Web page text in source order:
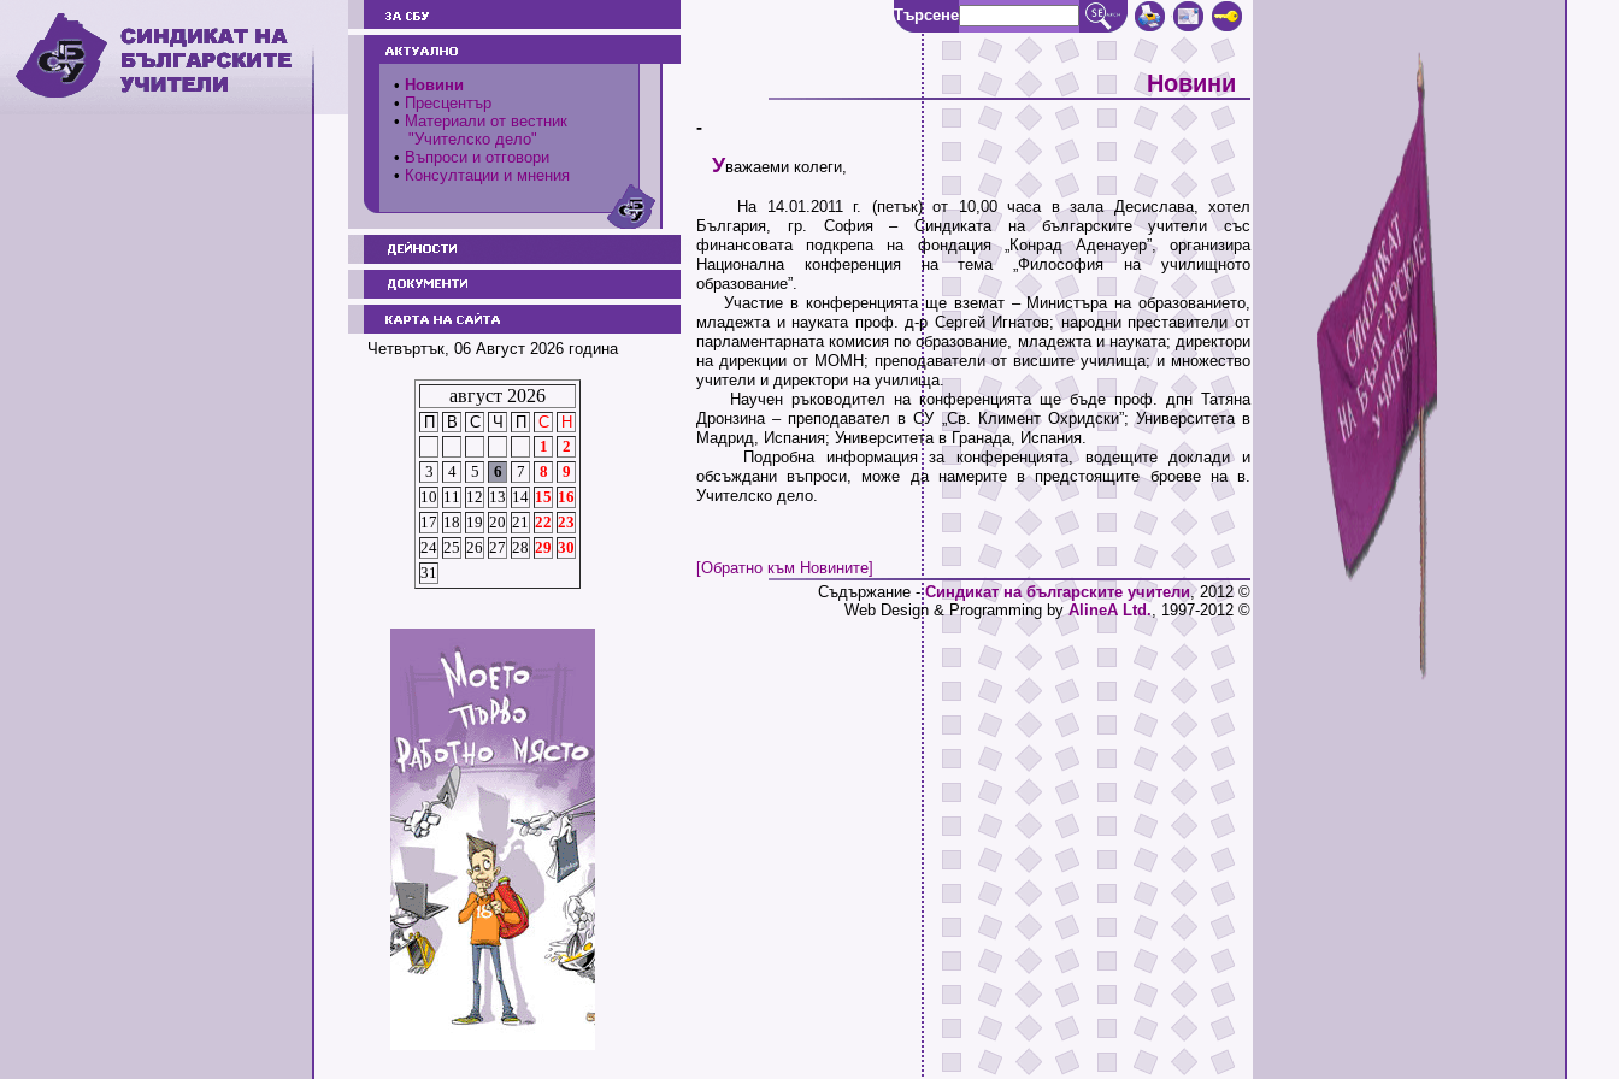
• Новини
• Пресцентър
• Материали от вестник
"Учителско дело"
• Въпроси и отговори
• Консултации и мнения
Четвъртък, 06 Август 2026 година
август 2026
П В С Ч П С
Н
1
2
3
4 5 6 7 8
9
10 11 12 13 14 15 16
17 18 19 20 21 22 23
24 25 26 27 28 29 30
31
Търсене
Новини
-
Уважаеми колеги,
На 14.01.2011 г. (петък) от 10,00 часа в зала Десислава, хотел
България, гр. София – Синдиката на българските учители със
финансовата подкрепа на фондация „Конрад Аденауер”, организира
Национална конференция на тема „Философия на училищното
образование”.
Участие в конференцията ще вземат – Министъра на образованието,
младежта и науката проф. д-р Сергей Игнатов; народни преставители от
парламентарната комисия по образование, младежта и науката; директори
на дирекции от МОМН; преподаватели от висшите училища; и множество
учители и директори на училища.
Научен ръководител на конференцията ще бъде проф. дпн Татяна
Дронзина – преподавател в СУ „Св. Климент Охридски”; Университета в
Мадрид, Испания; Университета в Гранада, Испания.
Подробна информация за конференцията, водещите доклади и
обсъждани въпроси, може да намерите в предстоящите броеве на в.
Учителско дело.
[Обратно към Новините]
Съдържание -Синдикат на българските учители, 2012 ©
Web Design & Programming byAlineA Ltd., 1997-2012 ©